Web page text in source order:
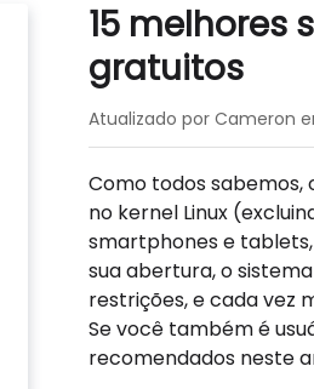
15 melhores
gratuitos
Atualizado por Cameron
Como todos
no kernel Linux
smartphones e
sua abertura, o
restrições, e cada vez
Se você também é
recomendados neste